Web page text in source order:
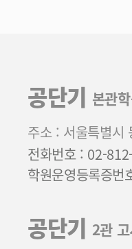
공단기 본관
주소 : 서울특별시
전화번호 : 02-
학원운영등록증
공단기 2관